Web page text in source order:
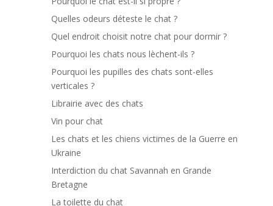
Quelles odeurs déteste le chat ?
Quel endroit choisit notre chat pour dormir ?
Pourquoi les chats nous lèchent-ils ?
Pourquoi les pupilles des chats sont-elles
verticales ?
Librairie avec des chats
Vin pour chat
Les chats et les chiens victimes de la Guerre en
Ukraine
Interdiction du chat Savannah en Grande
Bretagne
La toilette du chat